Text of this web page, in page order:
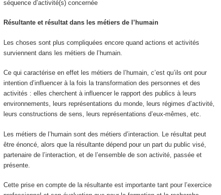
séquence d’activité(s) concernée
Résultante et résultat dans les métiers de l’humain
Les choses sont plus compliquées encore quand actions et activités
surviennent dans les métiers de l’humain.
Ce qui caractérise en effet les métiers de l’humain, c’est qu’ils ont pour
intention d’influencer à la fois la transformation des personnes et des
activités : elles cherchent à influencer le rapport des publics à leurs
environnements, leurs représentations du monde, leurs régimes d’activité,
leurs constructions de sens, leurs représentations d’eux-mêmes, etc.
Les métiers de l’humain sont des métiers d’interaction. Le résultat peut
être énoncé, alors que la résultante dépend pour un part du public visé,
partenaire de l’interaction, et de l’ensemble de son activité, passée et
présente.
Cette prise en compte de la résultante est importante tant pour l’exercice